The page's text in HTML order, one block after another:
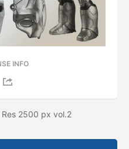
INFO
2500 px vol.2